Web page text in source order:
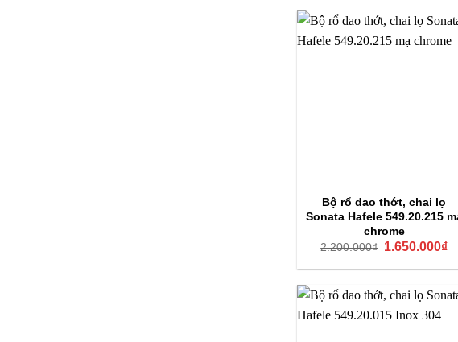
Bộ rổ dao thớt, chai lọ
Sonata Hafele 549.20.215
chrome
2.200.000₫ Giá
là:
1.650.000₫Giá